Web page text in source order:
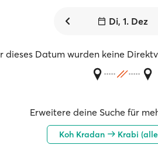
Di, 1. Dez
dieses Datum wurden keine
Erweitere deine Suche für
Koh Kradan Krabi